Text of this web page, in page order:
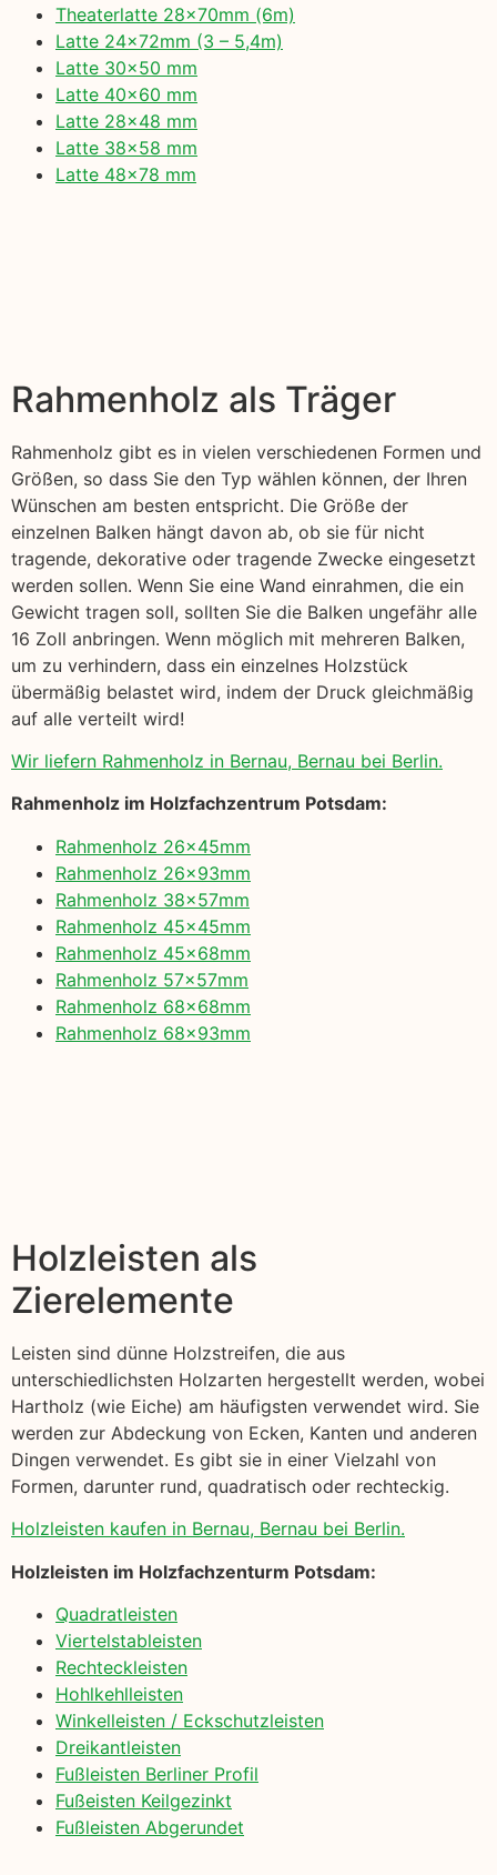
Theaterlatte 28x70mm (6m)
Latte 24x72mm (3 – 5,4m)
Latte 30×50 mm
Latte 40×60 mm
Latte 28×48 mm
Latte 38×58 mm
Latte 48×78 mm
Rahmenholz als Träger
Rahmenholz gibt es in vielen verschiedenen Formen und
Größen, so dass Sie den Typ wählen können, der Ihren
Wünschen am besten entspricht. Die Größe der
einzelnen Balken hängt davon ab, ob sie für nicht
tragende, dekorative oder tragende Zwecke eingesetzt
werden sollen. Wenn Sie eine Wand einrahmen, die ein
Gewicht tragen soll, sollten Sie die Balken ungefähr alle
16 Zoll anbringen. Wenn möglich mit mehreren Balken,
um zu verhindern, dass ein einzelnes Holzstück
übermäßig belastet wird, indem der Druck gleichmäßig
auf alle verteilt wird!
Wir liefern Rahmenholz in Bernau, Bernau bei Berlin.
Rahmenholz im Holzfachzentrum Potsdam:
Rahmenholz 26x45mm
Rahmenholz 26x93mm
Rahmenholz 38x57mm
Rahmenholz 45x45mm
Rahmenholz 45x68mm
Rahmenholz 57x57mm
Rahmenholz 68x68mm
Rahmenholz 68x93mm
Holzleisten als
Zierelemente
Leisten sind dünne Holzstreifen, die aus
unterschiedlichsten Holzarten hergestellt werden, wobei
Hartholz (wie Eiche) am häufigsten verwendet wird. Sie
werden zur Abdeckung von Ecken, Kanten und anderen
Dingen verwendet. Es gibt sie in einer Vielzahl von
Formen, darunter rund, quadratisch oder rechteckig.
Holzleisten kaufen in Bernau, Bernau bei Berlin.
Holzleisten im Holzfachzenturm Potsdam:
Quadratleisten
Viertelstableisten
Rechteckleisten
Hohlkehlleisten
Winkelleisten / Eckschutzleisten
Dreikantleisten
Fußleisten Berliner Profil
Fußeisten Keilgezinkt
Fußleisten Abgerundet